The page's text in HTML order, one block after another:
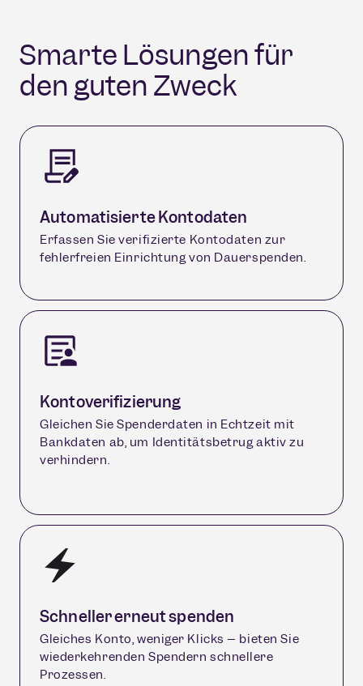
Smarte Lösungen für
den guten Zweck
Automatisierte Kontodaten
Erfassen Sie verifizierte Kontodaten zur
fehlerfreien Einrichtung von Dauerspenden.
Kontoverifizierung
Gleichen Sie Spenderdaten in Echtzeit mit
Bankdaten ab, um Identitätsbetrug aktiv zu
verhindern.
Schneller erneut spenden
Gleiches Konto, weniger Klicks – bieten Sie
wiederkehrenden Spendern schnellere
Prozessen.